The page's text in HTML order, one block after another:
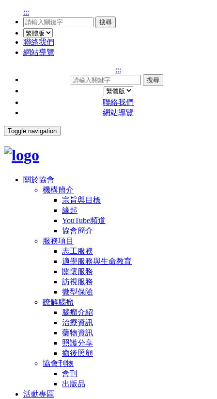
:::
搜尋
聯絡我們
網站導覽
:::
搜尋
聯絡我們
網站導覽
Toggle navigation
關於協會
機構簡介
宗旨與目標
緣起
YouTube頻道
協會簡介
服務項目
志工服務
適學服務與生命教育
關懷服務
訪視服務
微型保險
瞭解腦瘤
腦瘤介紹
治療資訊
藥物資訊
照護分享
癒後照顧
協會刊物
會刊
出版品
活動專區